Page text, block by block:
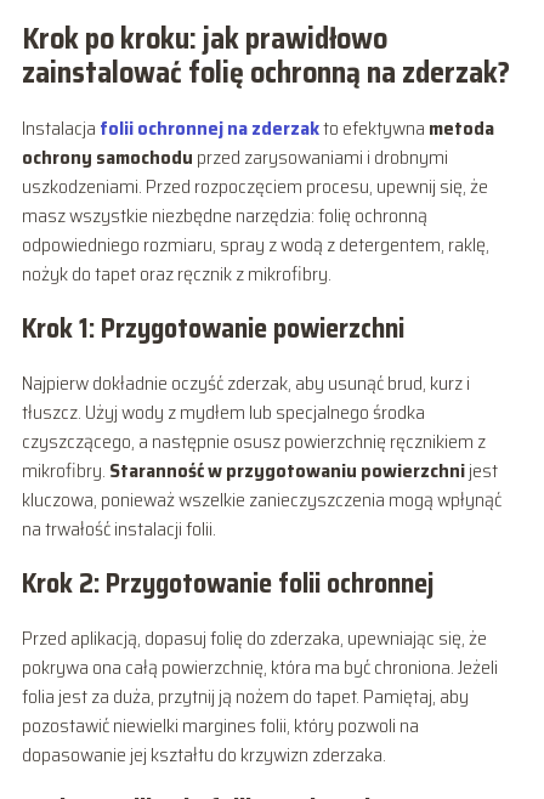
Krok po kroku: jak prawidłowo
zainstalować folię ochronną na zderzak?
Instalacja folii ochronnej na zderzakto efektywna metoda
ochrony samochodu przed zarysowaniami i drobnymi
uszkodzeniami. Przed rozpoczęciem procesu, upewnij się, że
masz wszystkie niezbędne narzędzia: folię ochronną
odpowiedniego rozmiaru, spray z wodą z detergentem, raklę,
nożyk do tapet oraz ręcznik z mikrofibry.
Krok 1: Przygotowanie powierzchni
Najpierw dokładnie oczyść zderzak, aby usunąć brud, kurz i
tłuszcz. Użyj wody z mydłem lub specjalnego środka
czyszczącego, a następnie osusz powierzchnię ręcznikiem z
mikrofibry. Staranność w przygotowaniu powierzchnijest
kluczowa, ponieważ wszelkie zanieczyszczenia mogą wpłynąć
na trwałość instalacji folii.
Krok 2: Przygotowanie folii ochronnej
Przed aplikacją, dopasuj folię do zderzaka, upewniając się, że
pokrywa ona całą powierzchnię, która ma być chroniona. Jeżeli
folia jest za duża, przytnij ją nożem do tapet. Pamiętaj, aby
pozostawić niewielki margines folii, który pozwoli na
dopasowanie jej kształtu do krzywizn zderzaka.